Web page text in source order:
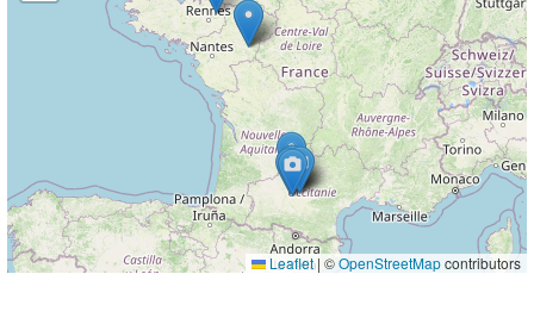
Leaflet | ©OpenStreetMapcontributors